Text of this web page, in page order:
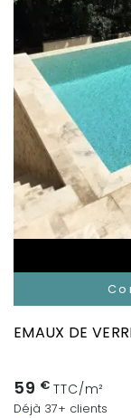
EMAUX DE
59 € TTC/m²
Déjà 37+ clients